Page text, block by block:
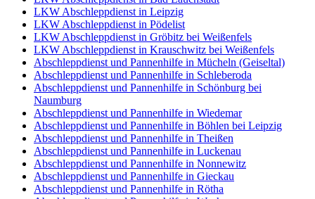
LKW Abschleppdienst in Leipzig
LKW Abschleppdienst in Pödelist
LKW Abschleppdienst in Gröbitz bei Weißenfels
LKW Abschleppdienst in Krauschwitz bei Weißenfels
Abschleppdienst und Pannenhilfe in Mücheln (Geiseltal)
Abschleppdienst und Pannenhilfe in Schleberoda
Abschleppdienst und Pannenhilfe in Schönburg bei
Naumburg
Abschleppdienst und Pannenhilfe in Wiedemar
Abschleppdienst und Pannenhilfe in Böhlen bei Leipzig
Abschleppdienst und Pannenhilfe in Theißen
Abschleppdienst und Pannenhilfe in Luckenau
Abschleppdienst und Pannenhilfe in Nonnewitz
Abschleppdienst und Pannenhilfe in Gieckau
Abschleppdienst und Pannenhilfe in Rötha